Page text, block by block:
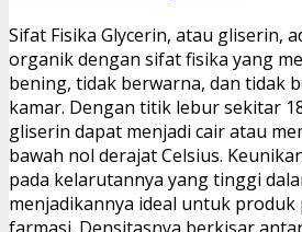
Sifat Fisika Glycerin, atau gliserin,
organik dengan sifat fisika yang
bening, tidak berwarna, dan tidak
kamar. Dengan titik lebur sekitar
gliserin dapat menjadi cair atau
bawah nol derajat Celsius.
pada kelarutannya yang tinggi
menjadikannya ideal untuk